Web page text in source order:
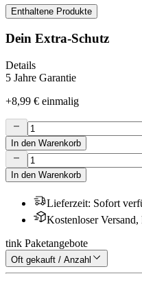
Enthaltene Produkte
Dein Extra-Schutz
Details
5 Jahre Garantie
+8,99 € einmalig
In den Warenkorb
In den Warenkorb
Lieferzeit: Sofort
Kostenloser
tink Paketangebote
Oft gekauft / Anzahl